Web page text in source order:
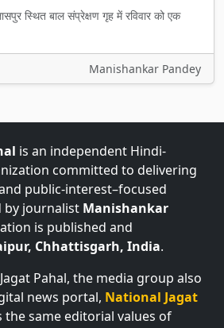
स्थित बाल संप्रेक्षण गृह में रविवार को एक
Manishankar Pandey
is an independent Hindi-
committed to delivering
public-interest–focused
by journalist Manishankar
is published and
Chhattisgarh, India.
Pahal, the media group also
news portal, National Jagat
the same editorial values of